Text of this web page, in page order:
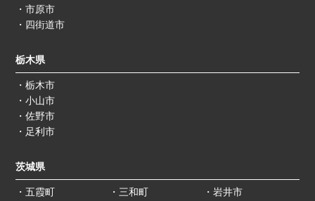
・市原市
・四街道市
栃木県
・栃木市
・小山市
・佐野市
・足利市
茨城県
・五霞町 ・三和町 ・岩井市